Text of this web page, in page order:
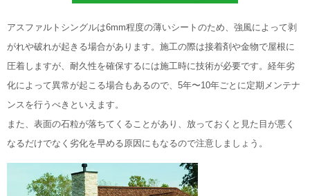
アスファルトシングルは6mm程度の薄いシートのため、強風によって剥
がれや破れが起きる場合があります。施工の際は接着剤や金物で屋根に
圧着しますが、耐久性を確保するには施工時に技術が必要です。経年劣
化によって異常が起こる場合もあるので、5年〜10年ごとに定期メンテナ
ンスを行うべきといえます。
また、表面の石粒が落ちてくることがあり、放っておくと見た目が悪く
なるだけでなく劣化を早める原因にもなるので注意しましょう。